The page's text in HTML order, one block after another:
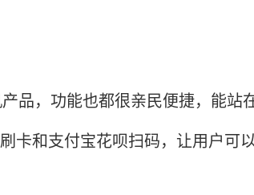
品，功能也都很亲民便捷，能站
卡和支付宝花呗扫码，让用户可